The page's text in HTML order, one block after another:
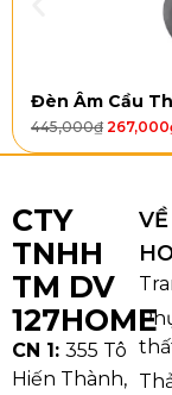
Đèn Âm Cầu
445,000₫ 267,000
CTY
TNHH
TM DV
127HOME
CN 1: 355 Tô
Hiến Thành,
VỀ